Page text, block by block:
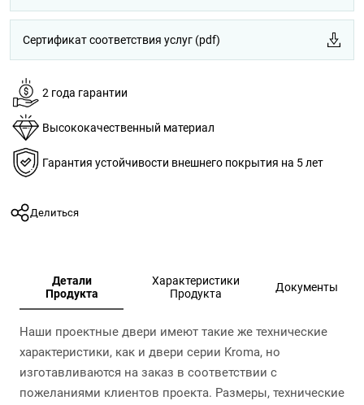
Сертификат соответствия услуг (pdf)
2 года гарантии
Высококачественный материал
Гарантия устойчивости внешнего покрытия на 5 лет
Делиться
Детали
Продукта
Характеристики
Продукта
Документы
Наши проектные двери имеют такие же технические
характеристики, как и двери серии Kroma, но
изготавливаются на заказ в соответствии с
пожеланиями клиентов проекта. Размеры, технические